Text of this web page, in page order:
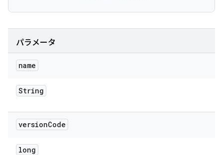
パラメータ
name
String
versionCode
long